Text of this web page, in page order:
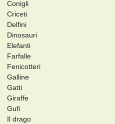
Conigli
Criceti
Delfini
Dinosauri
Elefanti
Farfalle
Fenicotteri
Galline
Gatti
Giraffe
Gufi
Il drago